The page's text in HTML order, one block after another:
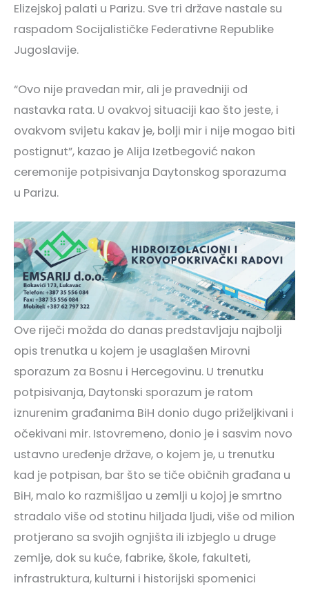
Elizejskoj palati u Parizu. Sve tri države nastale su
raspadom Socijalističke Federativne Republike
Jugoslavije.
“Ovo nije pravedan mir, ali je pravedniji od
nastavka rata. U ovakvoj situaciji kao što jeste, i
ovakvom svijetu kakav je, bolji mir i nije mogao biti
postignut”, kazao je Alija Izetbegović nakon
ceremonije potpisivanja Daytonskog sporazuma
u Parizu.
Ove riječi možda do danas predstavljaju najbolji
opis trenutka u kojem je usaglašen Mirovni
sporazum za Bosnu i Hercegovinu. U trenutku
potpisivanja, Daytonski sporazum je ratom
iznurenim građanima BiH donio dugo priželjkivani i
očekivani mir. Istovremeno, donio je i sasvim novo
ustavno uređenje države, o kojem je, u trenutku
kad je potpisan, bar što se tiče običnih građana u
BiH, malo ko razmišljao u zemlji u kojoj je smrtno
stradalo više od stotinu hiljada ljudi, više od milion
protjerano sa svojih ognjišta ili izbjeglo u druge
zemlje, dok su kuće, fabrike, škole, fakulteti,
infrastruktura, kulturni i historijski spomenici